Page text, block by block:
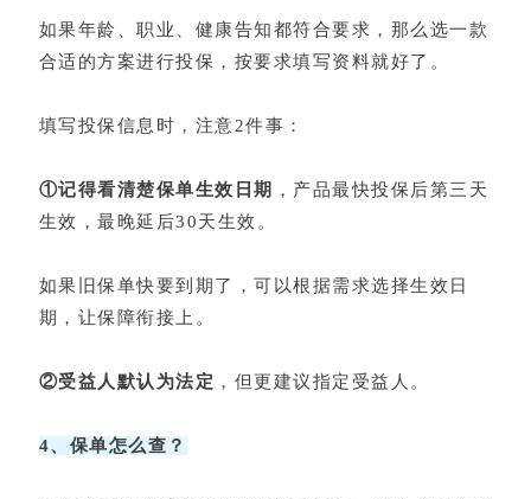
如果年龄、职业、健康告知都符合要求，那么选一款
合适的方案进行投保，按要求填写资料就好了。
填写投保信息时，注意2件事：
①记得看清楚保单生效日期
，产品最快投保后第三天
生效，最晚延后30天生效。
如果旧保单快要到期了，可以根据需求选择生效日
期，让保障衔接上。
②受益人默认为法定 ，但更建议指定受益人。
4、保单怎么查？